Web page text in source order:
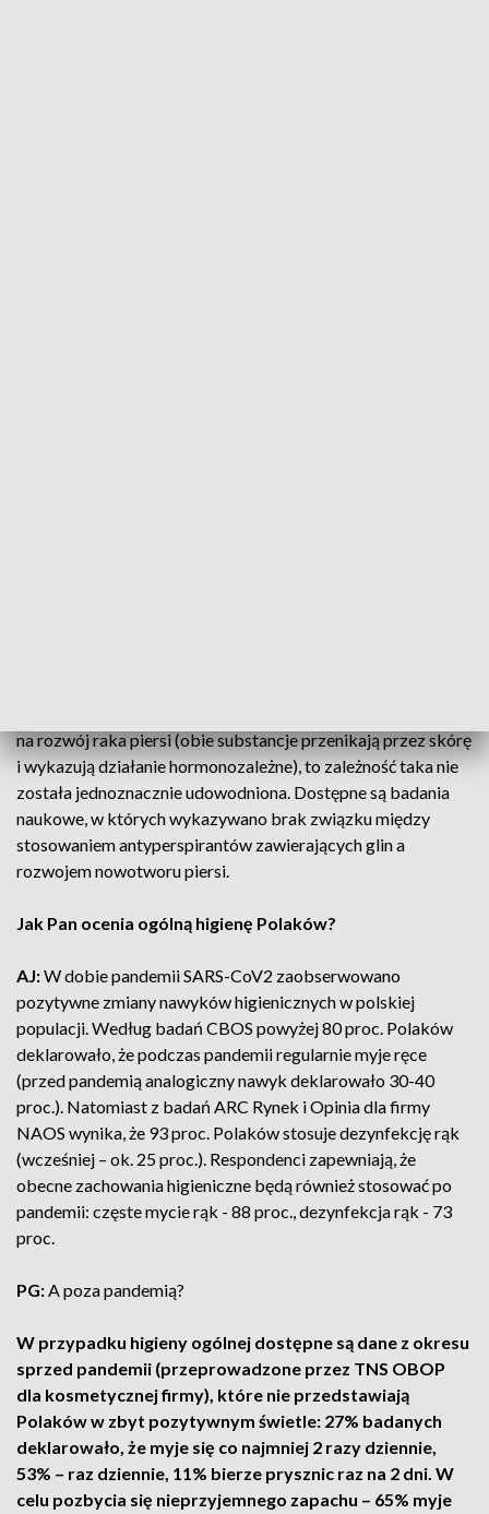
na rozwój raka piersi (obie substancje przenikają przez skórę
i wykazują działanie hormonozależne), to zależność taka nie
została jednoznacznie udowodniona. Dostępne są badania
naukowe, w których wykazywano brak związku między
stosowaniem antyperspirantów zawierających glin a
rozwojem nowotworu piersi.
Jak Pan ocenia ogólną higienę Polaków?
AJ:W dobie pandemii SARS-CoV2 zaobserwowano
pozytywne zmiany nawyków higienicznych w polskiej
populacji. Według badań CBOS powyżej 80 proc. Polaków
deklarowało, że podczas pandemii regularnie myje ręce
(przed pandemią analogiczny nawyk deklarowało 30-40
proc.). Natomiast z badań ARC Rynek i Opinia dla firmy
NAOS wynika, że 93 proc. Polaków stosuje dezynfekcję rąk
(wcześniej – ok. 25 proc.). Respondenci zapewniają, że
obecne zachowania higieniczne będą również stosować po
pandemii: częste mycie rąk - 88 proc., dezynfekcja rąk - 73
proc.
PG:A poza pandemią?
W przypadku higieny ogólnej dostępne są dane z okresu
sprzed pandemii (przeprowadzone przez TNS OBOP
dla kosmetycznej firmy), które nie przedstawiają
Polaków w zbyt pozytywnym świetle: 27% badanych
deklarowało, że myje się co najmniej 2 razy dziennie,
53% – raz dziennie, 11% bierze prysznic raz na 2 dni. W
celu pozbycia się nieprzyjemnego zapachu – 65% myje